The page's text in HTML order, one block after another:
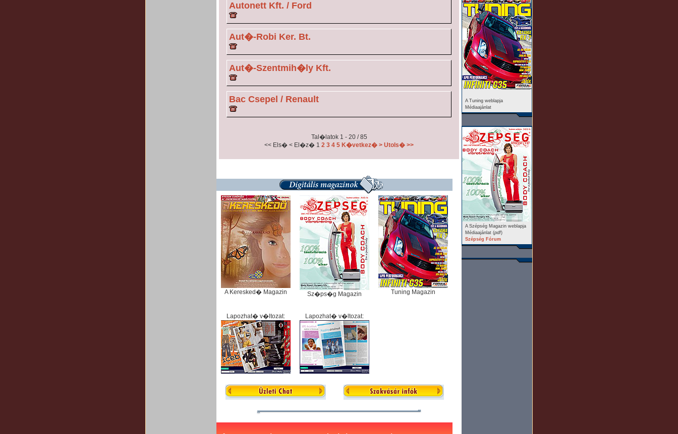
Autonett Kft. / Ford
Aut�-Robi Ker. Bt.
Aut�-Szentmih�ly Kft.
Bac Csepel / Renault
Tal�latok 1 - 20 / 85
<< Els� < El�z� 1 2 3 4 5 K�vetkez� > Utols� >>
A Keresked� Magazin Sz�ps�g Magazin Tuning Magazin
Lapozhat� v�ltozat: Lapozhat� v�ltozat:
A Tuning weblapja
Médiaajánlat
A Szépség Magazin weblapja
Médiaajánlat (pdf)
Szépség Fórum